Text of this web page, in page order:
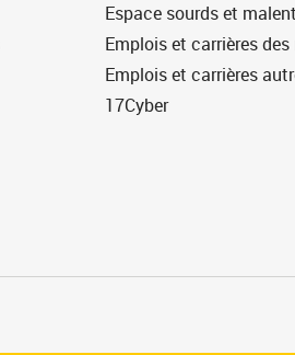
Espace sourds et
Emplois et carrières
Emplois et carrières
17Cyber